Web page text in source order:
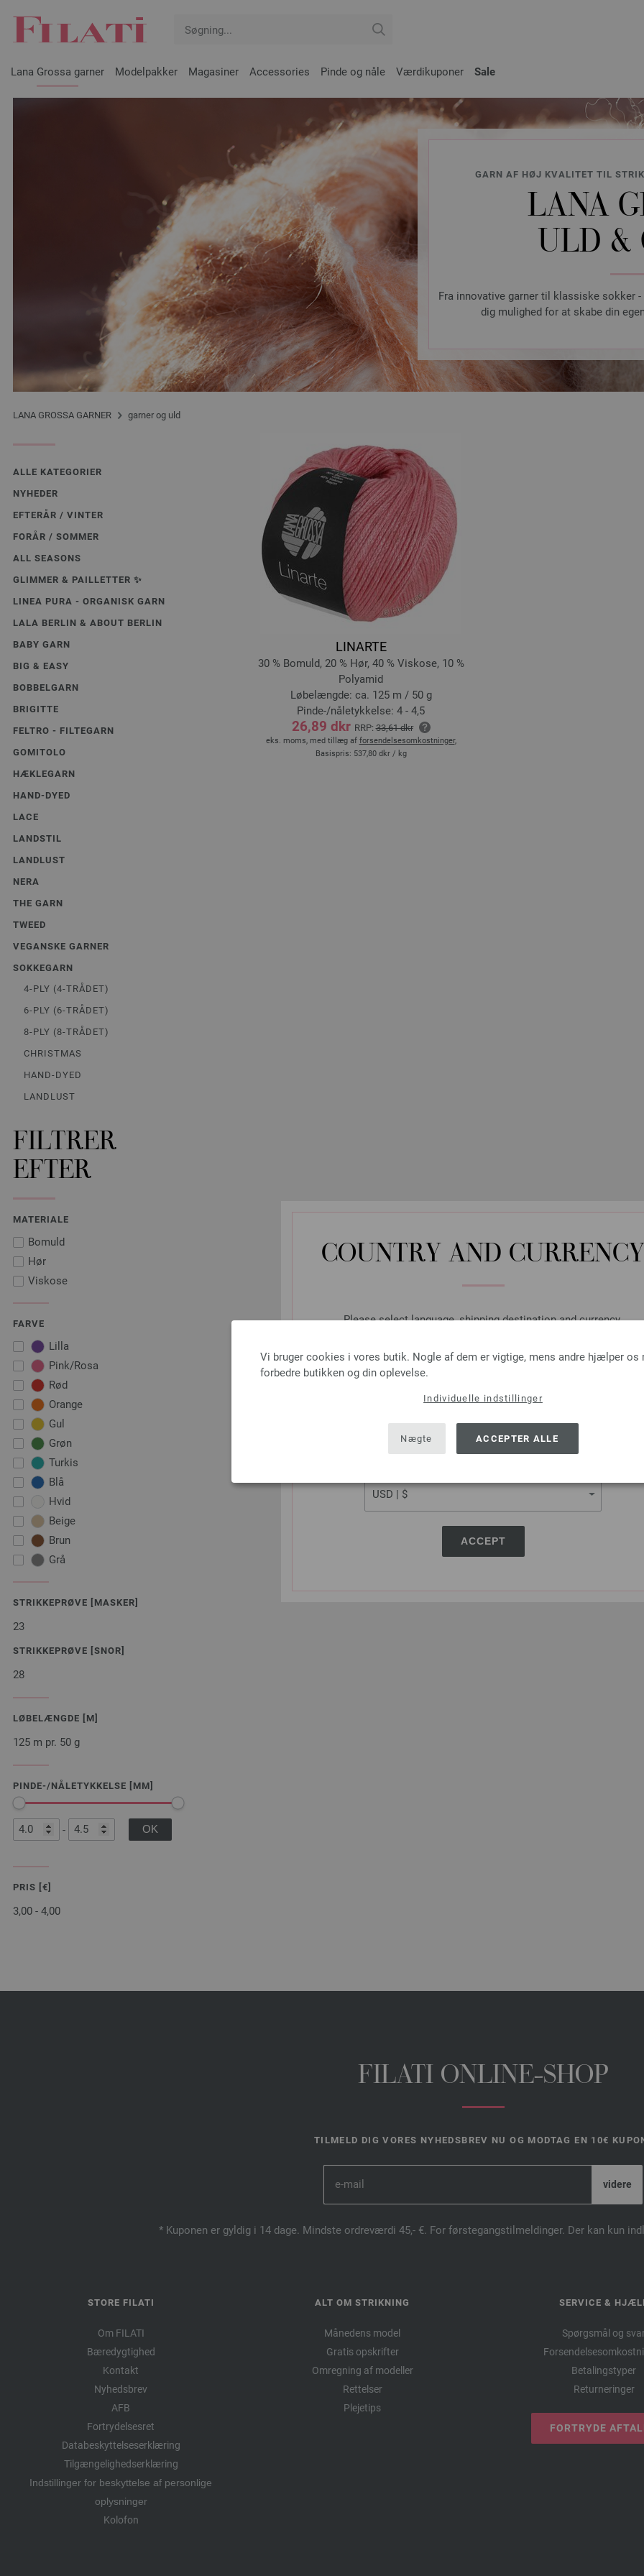
COUNTRY AND CURRENCY
Please select language, shipping destination and currency.
SHIPPING TO
USA - The United States of America
ACCEPT
Vi bruger cookies i vores butik. Nogle af dem er vigtige, mens andre hjælper os
forbedre butikken og din oplevelse.
Individuelle indstillinger
Nægte ACCEPTER ALLE
Lana Grossa garner Modelpakker Magasiner Accessories Pinde og nåle Værdikuponer Sale
GARN AF HØJ KVALITET TIL
LANA
ULD &
Fra innovative garner til klassiske sokker
dig mulighed for at skabe din
LANA GROSSA GARNER garner og uld
ALLE KATEGORIER
NYHEDER
EFTERÅR / VINTER
FORÅR / SOMMER
ALL SEASONS
GLIMMER & PAILLETTER ✨️
LINEA PURA - ORGANISK GARN
LALA BERLIN & ABOUT BERLIN
BABY GARN
BIG & EASY
BOBBELGARN
BRIGITTE
FELTRO - FILTEGARN
GOMITOLO
HÆKLEGARN
HAND-DYED
LACE
LANDSTIL
LANDLUST
NERA
THE GARN
TWEED
VEGANSKE GARNER
SOKKEGARN
4-PLY (4-TRÅDET)
6-PLY (6-TRÅDET)
8-PLY (8-TRÅDET)
CHRISTMAS
HAND-DYED
LANDLUST
FILTRER
EFTER
MATERIALE
Bomuld
Hør
Viskose
FARVE
Lilla
Pink/Rosa
Rød
Orange
Gul
Grøn
Turkis
Blå
Hvid
Beige
Brun
Grå
STRIKKEPRØVE [MASKER]
23
STRIKKEPRØVE [SNOR]
28
LØBELÆNGDE [M]
125 m pr. 50 g
PINDE-/NÅLETYKKELSE [MM]
-
PRIS [€]
3,00 - 4,00
LINARTE
30 % Bomuld, 20 % Hør, 40 % Viskose, 10 %
Polyamid
Løbelængde: ca. 125 m / 50 g
Pinde-/nåletykkelse: 4 - 4,5
26,89 dkr RRP:33,61 dkr
eks. moms, med tillæg af forsendelsesomkostninger,
Basispris: 537,80 dkr / kg
FILATI ONLINE-SHOP
TILMELD DIG VORES NYHEDSBREV NU OG MODTAG EN 10€
* Kuponen er gyldig i 14 dage. Mindste ordreværdi 45,- €. For førstegangstilmeldinger. Der kan kun
STORE FILATI
Om FILATI
Bæredygtighed
Kontakt
Nyhedsbrev
AFB
Fortrydelsesret
Databeskyttelseserklæring
Tilgængelighedserklæring
Indstillinger for beskyttelse af personlige
oplysninger
Kolofon
ALT OM STRIKNING
Månedens model
Gratis opskrifter
Omregning af modeller
Rettelser
Plejetips
SERVICE &
Spørgsmål og
Betalingstyper
Returneringer
FORTRYDE